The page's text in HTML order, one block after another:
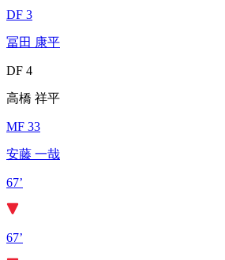
DF 3
冨田 康平
DF 4
高橋 祥平
MF 33
安藤 一哉
67’
67’